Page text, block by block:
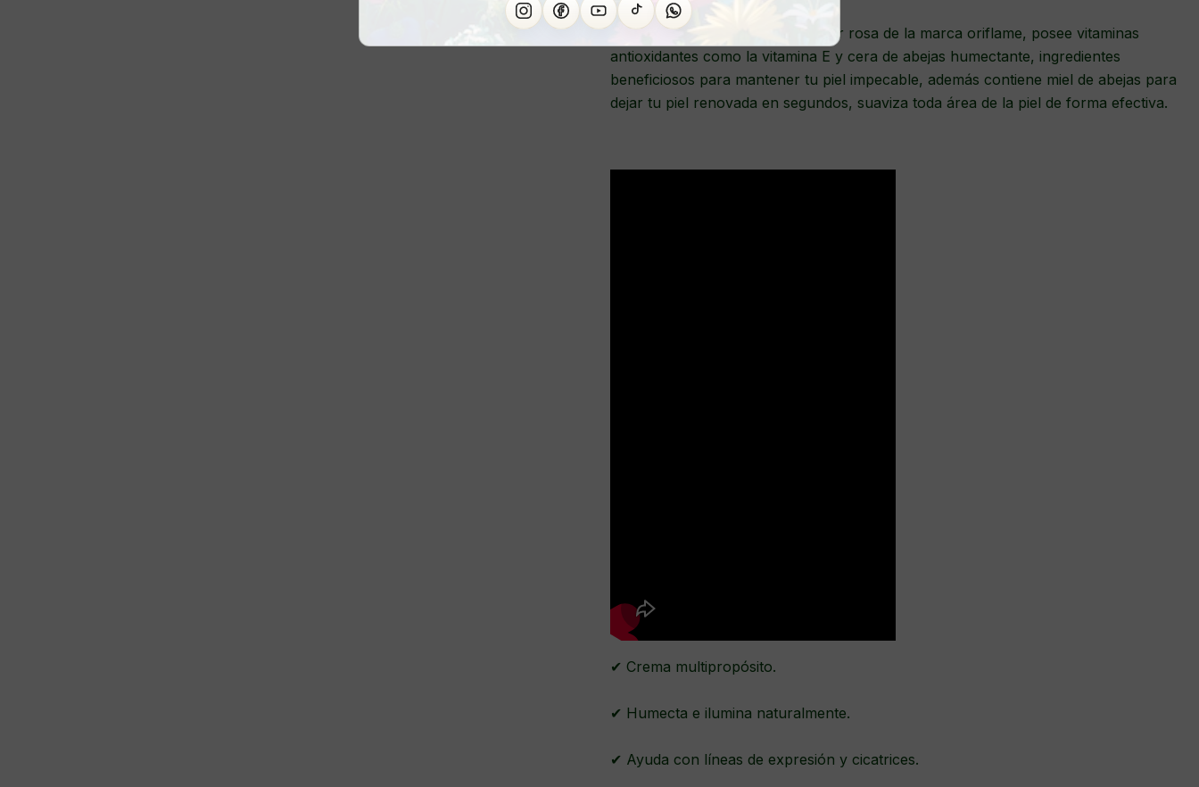
Crema universal tender care color rosa de la marca oriflame, posee vitaminas
antioxidantes como la vitamina E y cera de abejas humectante, ingredientes
beneficiosos para mantener tu piel impecable, además contiene miel de abejas para
dejar tu piel renovada en segundos, suaviza toda área de la piel de forma efectiva.
✔ Crema multipropósito.
✔ Humecta e ilumina naturalmente.
✔ Ayuda con líneas de expresión y cicatrices.